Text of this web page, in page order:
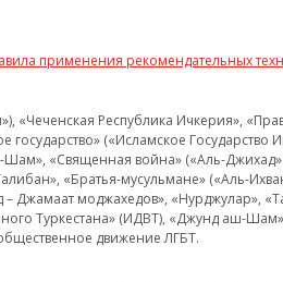
применения рекомендательных
Республика Ичкерия»,
(«Исламское
«Священная война» («Аль-Джихад»
«Братья-мусульмане» («Аль-
– Джамаат моджахедов», «Нурджулар»,
Туркестана» (ИДВТ), «Джунд аш-
движение ЛГБТ.